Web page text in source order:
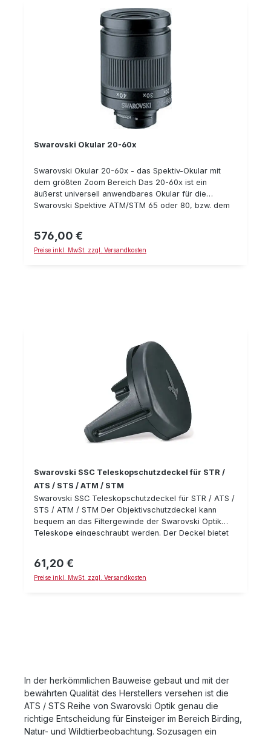
Swarovski Okular 20-60x
Swarovski Okular 20-60x - das Spektiv-Okular mit
dem größten Zoom Bereich Das 20-60x ist ein
äußerst universell anwendbares Okular für die
Swarovski Spektive ATM/STM 65 oder 80, bzw. dem
Regulärer Preis:
576,00 €
Preise inkl. MwSt. zzgl. Versandkosten
Swarovski SSC Teleskopschutzdeckel für STR /
ATS / STS / ATM / STM
Swarovski SSC Teleskopschutzdeckel für STR / ATS /
STS / ATM / STM Der Objektivschutzdeckel kann
bequem an das Filtergewinde der Swarovski Optik
Teleskope eingeschraubt werden. Der Deckel bietet
Zustand lässt sich der Deckel jederzeit rauf- und
runterklappen.
Regulärer Preis:
61,20 €
Preise inkl. MwSt. zzgl. Versandkosten
In der herkömmlichen Bauweise gebaut und mit der
bewährten Qualität des Herstellers versehen ist die
ATS / STS Reihe von Swarovski Optik genau die
richtige Entscheidung für Einsteiger im Bereich Birding,
Natur- und Wildtierbeobachtung. Sozusagen ein